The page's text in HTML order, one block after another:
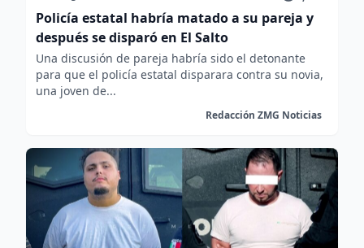
Policía estatal habría matado a su pareja y
después se disparó en El Salto
Una discusión de pareja habría sido el detonante
para que el policía estatal disparara contra su novia,
una joven de...
Redacción ZMG Noticias